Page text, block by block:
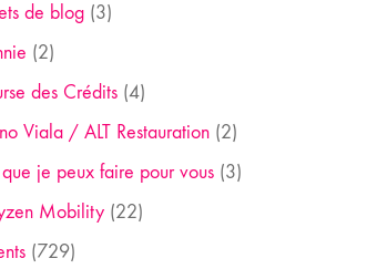
de blog(3)
(2)
des Crédits(4)
Viala / ALT Restauration(2)
je peux faire pour vous(3)
Mobility(22)
(729)